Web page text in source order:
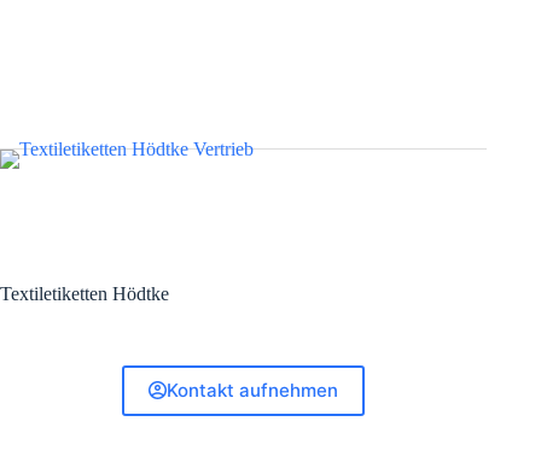
Textiletiketten Hödtke
Kontakt aufnehmen